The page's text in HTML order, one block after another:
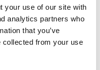
your use of our site with
analytics partners who
that you’ve
collected from your use
oktatása
és élményszerzésen